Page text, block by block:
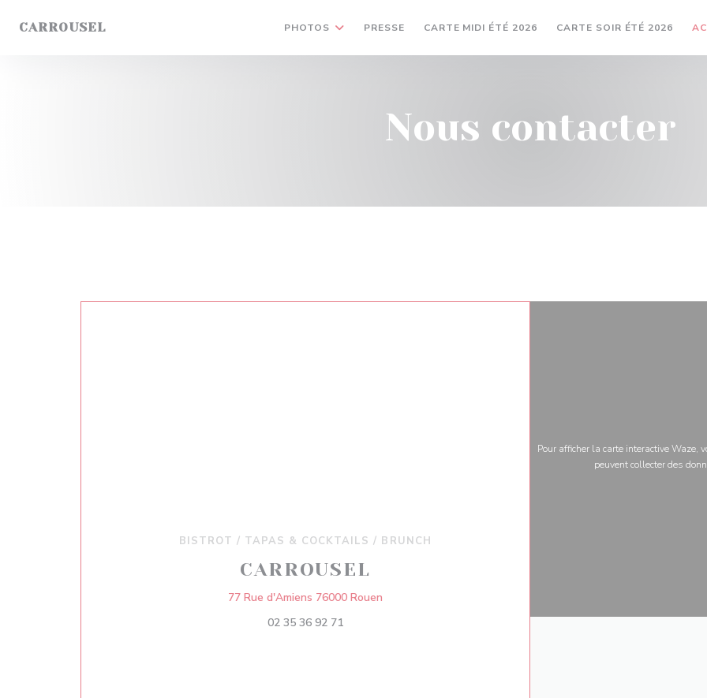
CARROUSEL PHOTOS PRESSE CARTE MIDI ÉTÉ 2026((OUVRE UNE NOUVELLE
CARTE SOIR ÉTÉ 2026
Nous contacter
BISTROT / TAPAS & COCKTAILS / BRUNCH
CARROUSEL
77 Rue d'Amiens 76000 Rouen
02 35 36 92 71
Pour afficher la carte interactive Waze,
peuvent collecter des